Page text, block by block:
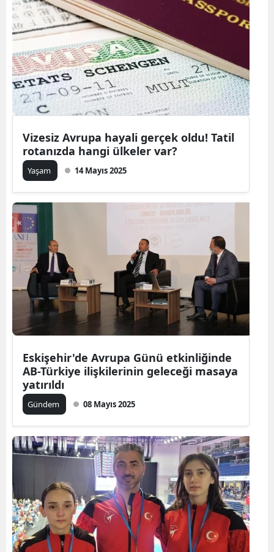
Vizesiz Avrupa hayali gerçek oldu! Tatil
rotanızda hangi ülkeler var?
Yaşam 14 Mayıs 2025
Eskişehir'de Avrupa Günü etkinliğinde
AB-Türkiye ilişkilerinin geleceği masaya
yatırıldı
Gündem 08 Mayıs 2025